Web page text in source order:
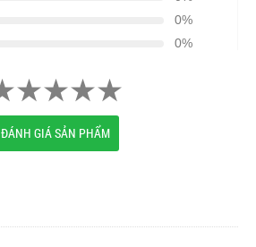
0%
0%
ĐÁNH GIÁ SẢN PHẨM